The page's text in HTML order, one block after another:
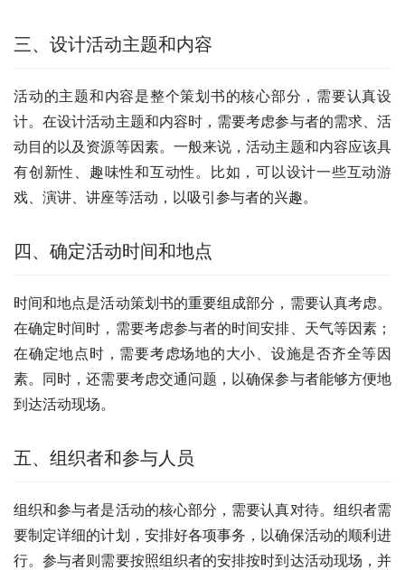
三、设计活动主题和内容
活动的主题和内容是整个策划书的核心部分，需要认真设
计。在设计活动主题和内容时，需要考虑参与者的需求、活
动目的以及资源等因素。一般来说，活动主题和内容应该具
有创新性、趣味性和互动性。比如，可以设计一些互动游
戏、演讲、讲座等活动，以吸引参与者的兴趣。
四、确定活动时间和地点
时间和地点是活动策划书的重要组成部分，需要认真考虑。
在确定时间时，需要考虑参与者的时间安排、天气等因素；
在确定地点时，需要考虑场地的大小、设施是否齐全等因
素。同时，还需要考虑交通问题，以确保参与者能够方便地
到达活动现场。
五、组织者和参与人员
组织和参与者是活动的核心部分，需要认真对待。组织者需
要制定详细的计划，安排好各项事务，以确保活动的顺利进
行。参与者则需要按照组织者的安排按时到达活动现场，并